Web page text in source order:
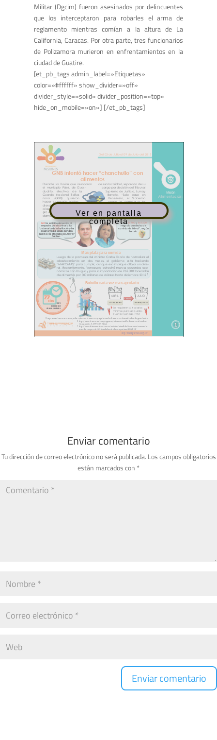
Militar (Dgcim) fueron asesinados por delincuentes
que los interceptaron para robarles el arma de
reglamento mientras comían a la altura de La
California, Caracas. Por otra parte, tres funcionarios
de Polizamora murieron en enfrentamientos en la
ciudad de Guatire.
[et_pb_tags admin_label=»Etiquetas»
color=»#ffffff» show_divider=»off»
divider_style=»solid» divider_position=»top»
hide_on_mobile=»on»] [/et_pb_tags]
Ver en pantalla
completa
Enviar comentario
Tu dirección de correo electrónico no será publicada. Los campos obligatorios
están marcados con *